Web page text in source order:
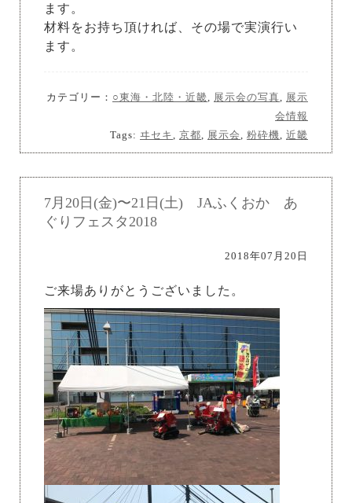
ます。
材料をお持ち頂ければ、その場で実演行い
ます。
カテゴリー： ○東海・北陸・近畿 展示会の写真
展示
会情報
Tags: ヰセキ 京都 展示会 粉砕機 近畿
7月20日(金)〜21日(土) JAふくおか あ
ぐりフェスタ2018
2018年07月20日
ご来場ありがとうございました。